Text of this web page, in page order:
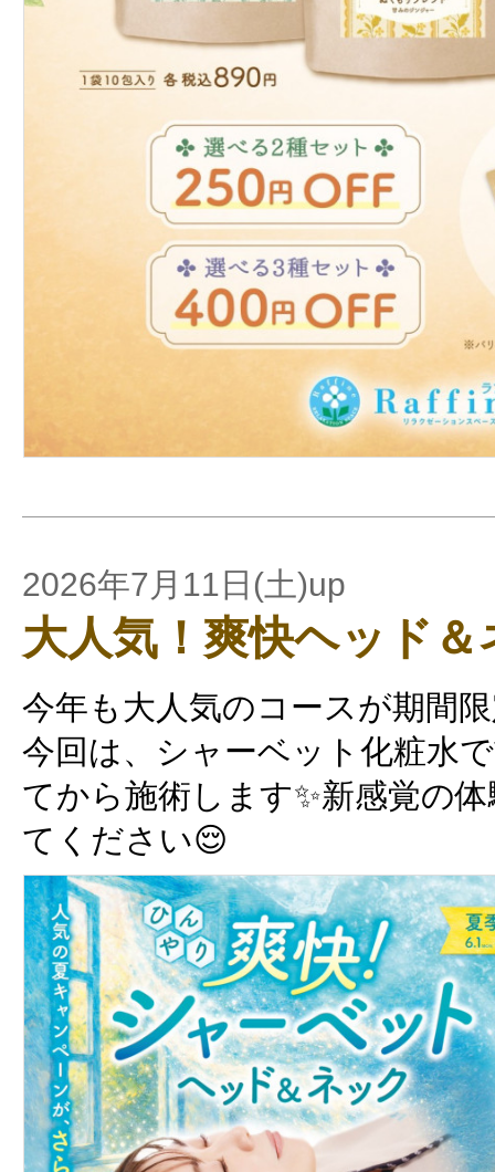
2026年7月11日(土)up
大人気！爽快ヘッド＆
今年も大人気のコースが期間
今回は、シャーベット化粧水
てから施術します✨新感覚の
てください😌